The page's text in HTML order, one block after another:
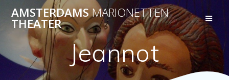
AMSTERDAMSMARIONETTEN
THEATER
Jeannot